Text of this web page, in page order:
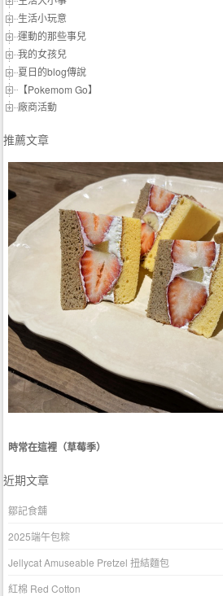
生活小玩意
運動的那些事兒
我的女孩兒
夏日的blog傳說
【Pokemom Go】
廠商活動
推薦文章
時常在這裡（草莓季）
近期文章
鄒記食舖
2025端午包粽
Jellycat Amuseable Pretzel 扭結麵包
紅棉 Red Cotton